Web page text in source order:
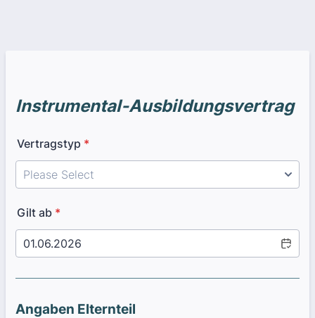
Instrumental-Ausbildungsvertrag
Vertragstyp *
Gilt ab *
Angaben Elternteil